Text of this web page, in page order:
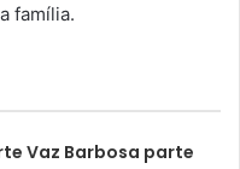
família.
Vaz Barbosa parte